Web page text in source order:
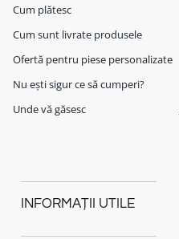
Cum plătesc
Cum sunt livrate produsele
Ofertă pentru piese personalizate
Nu ești sigur ce să cumperi?
Unde vă găsesc
INFORMAȚII UTILE